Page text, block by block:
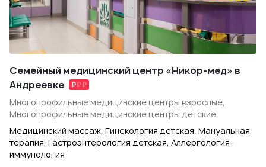
Семейный медицинский центр «Никор-мед» в
Андреевке
Многопрофильные медицинские центры взрослые,
Многопрофильные медицинские центры детские
Медицинский массаж, Гинекология детская, Мануальная
терапия, Гастроэнтерология детская, Аллергология-
иммунология